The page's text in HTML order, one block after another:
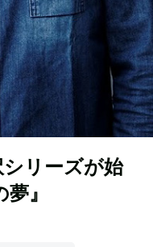
リーズが始
』